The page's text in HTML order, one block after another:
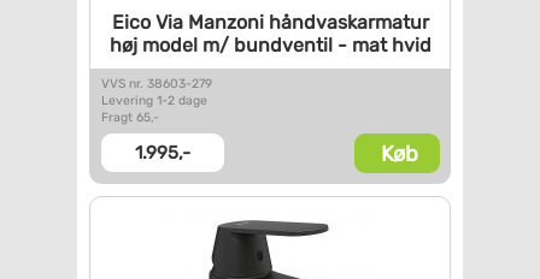
Eico Via Manzonihåndvaskarmatur
høj model m/bundventil - mat hvid
VVS nr. 38603-279
Levering 1-2 dage
Fragt 65,-
1.995,- Køb